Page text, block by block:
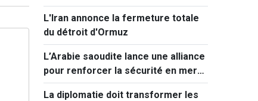
séismes majeurs après celui de
Kumamoto
L'Iran annonce la fermeture totale
du détroit d'Ormuz
L’Arabie saoudite lance une alliance
pour renforcer la sécurité en mer
Rouge
La diplomatie doit transformer les